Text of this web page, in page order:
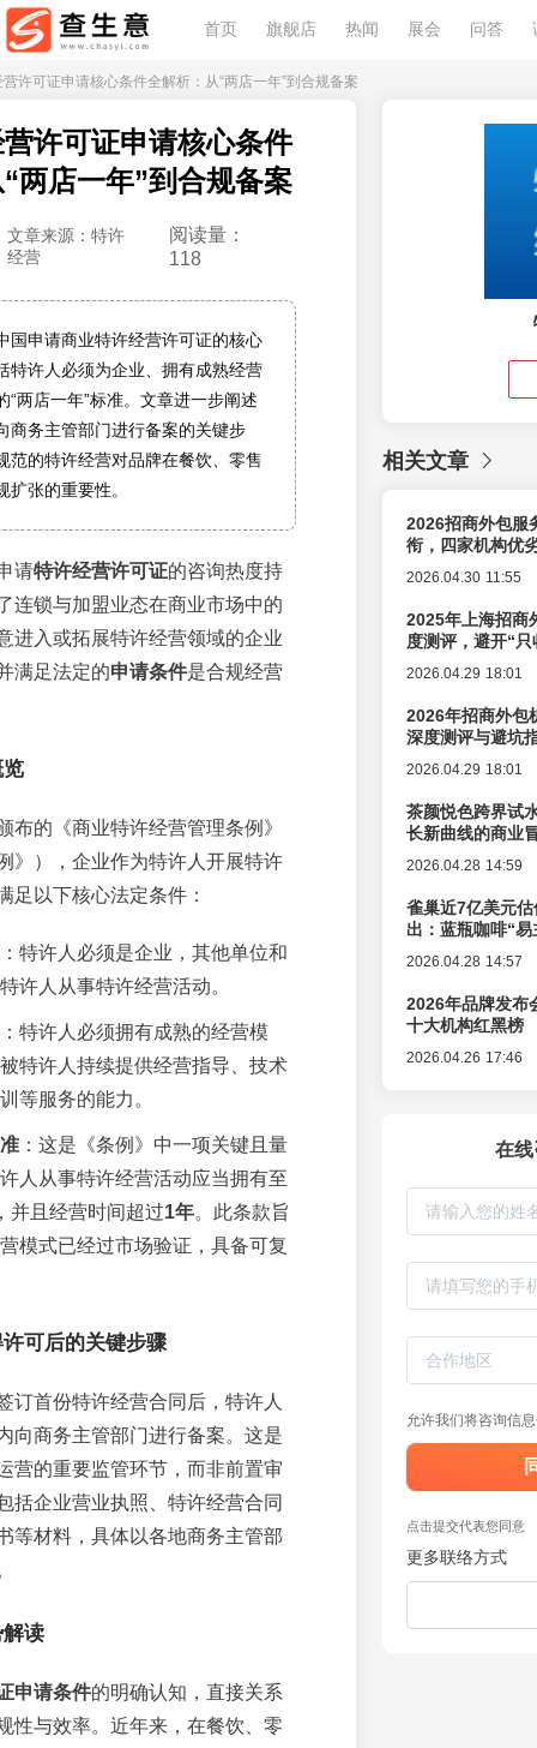
首页 旗舰店 热闻 展会 问答
许可证申请核心条件全解析：从“两店一年”到合规备案
许可证申请核心条件
两店一年”到合规备案
文章来源：特许
经营
阅读量：
118
国申请商业特许经营许可证的核心
特许人必须为企业、拥有成熟经营
“两店一年”标准。文章进一步阐述
商务主管部门进行备案的关键步
范的特许经营对品牌在餐饮、零售
张的重要性。
请特许经营许可证的咨询热度持
连锁与加盟业态在商业市场中的
进入或拓展特许经营领域的企业
满足法定的申请条件是合规经营
布的《商业特许经营管理条例》
》），企业作为特许人开展特许
足以下核心法定条件：
：特许人必须是企业，其他单位和
许人从事特许经营活动。
：特许人必须拥有成熟的经营模
特许人持续提供经营指导、技术
等服务的能力。
：这是《条例》中一项关键且量
人从事特许经营活动应当拥有至
并且经营时间超过1年。此条款旨
模式已经过市场验证，具备可复
可后的关键步骤
订首份特许经营合同后，特许人
向商务主管部门进行备案。这是
营的重要监管环节，而非前置审
括企业营业执照、特许经营合同
等材料，具体以各地商务主管部
读
申请条件的明确认知，直接关系
性与效率。近年来，在餐饮、零
相关文章
2026招商外包服
衔，四家机构优
2026.04.30 11:55
2025年上海招商
度测评，避开“
2026.04.29 18:01
2026年招商外包
深度测评与避坑
2026.04.29 18:01
茶颜悦色跨界试
长新曲线的商业
2026.04.28 14:59
雀巢近7亿美元
出：蓝瓶咖啡“
2026.04.28 14:57
2026年品牌发布
十大机构红黑榜
2026.04.26 17:46
在
允许我们将咨询信
点击提交代表您同意
更多联络方式